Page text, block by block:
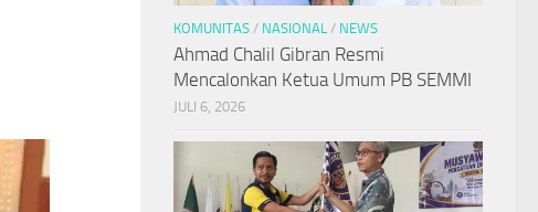
KOMUNITAS / NASIONAL / NEWS
Ahmad Chalil Gibran Resmi
Mencalonkan Ketua Umum PB SEMMI
JULI 6, 2026